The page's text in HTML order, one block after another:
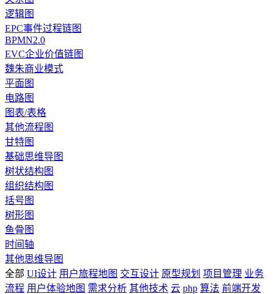
逻辑图
EPC事件过程链图
BPMN2.0
EVC企业价值链图
魏朱商业模式
平面图
电路图
图表/表格
其他流程图
甘特图
基础思维导图
树状结构图
组织结构图
括号图
树形图
鱼骨图
时间轴
其他思维导图
全部 UI设计 用户旅程地图 交互设计 原型规划 项目管理 业务
流程 用户体验地图 需求分析 其他技术 云 php 算法 前端开发